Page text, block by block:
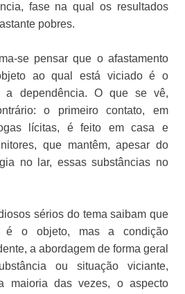
fase na qual os resultados
pobres.
se pensar que o afastamento
ao qual está viciado é o
a dependência. O que se vê,
o primeiro contato, em
lícitas, é feito em casa e
que mantêm, apesar do
no lar, essas substâncias no
sérios do tema saibam que
é o objeto, mas a condição
a abordagem de forma geral
ou situação viciante,
maioria das vezes, o aspecto